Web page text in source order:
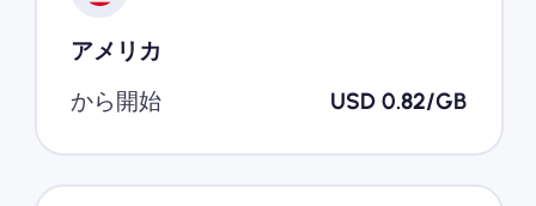
アメリカ
から開始
USD 0.82/GB